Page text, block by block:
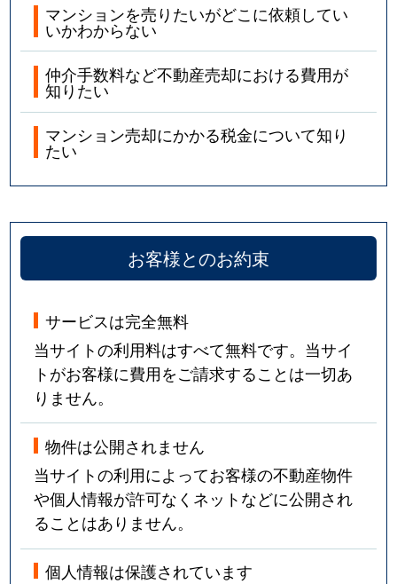
マンションを売りたいがどこに依頼してい
いかわからない
仲介手数料など不動産売却における費用が
知りたい
マンション売却にかかる税金について知り
たい
お客様とのお約束
サービスは完全無料
当サイトの利用料はすべて無料です。当サイ
トがお客様に費用をご請求することは一切あ
りません。
物件は公開されません
当サイトの利用によってお客様の不動産物件
や個人情報が許可なくネットなどに公開され
ることはありません。
個人情報は保護されています